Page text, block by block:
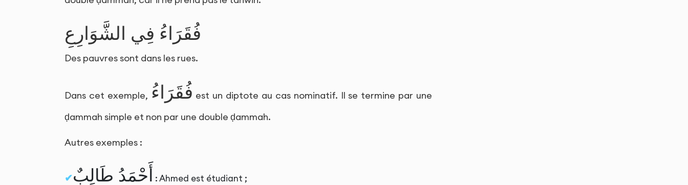
فُقَرَاءُ فِي الشَّوَارِعِ
Des pauvres sont dans les rues.
Dans cet exemple, فُقَرَاءُ est un diptote au cas nominatif. Il se termine par une
ḍammah simple et non par une double ḍammah.
Autres exemples :
أَحْمَدُ طَالِبٌ : Ahmed est étudiant ;